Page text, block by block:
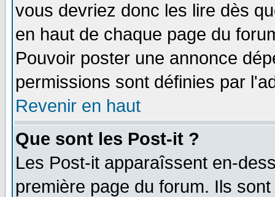
vous devriez donc les lire dès
en haut de chaque page du
Pouvoir poster une annonce
permissions sont définies par
Revenir en haut
Que sont les Post-it ?
Les Post-it apparaîssent en-
première page du forum. Ils